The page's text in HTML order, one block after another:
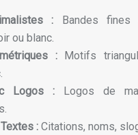
:
Bandes
ou blanc.
:
Motifs
Logos :
Logos de
: Citations, noms,